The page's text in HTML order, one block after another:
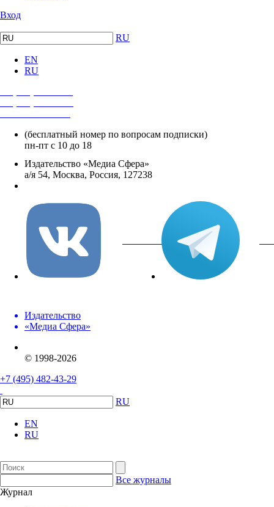
Вход
RU
EN
RU
(бесплатный номер по вопросам подписки)
пн-пт с 10 до 18
Издательство «Медиа Сфера»
а/я 54, Москва, Россия, 127238
вКонтакте
Издательство
«Медиа Сфера»
© 1998-2026
+7 (495) 482-43-29
RU
EN
RU
Все журналы
Журнал